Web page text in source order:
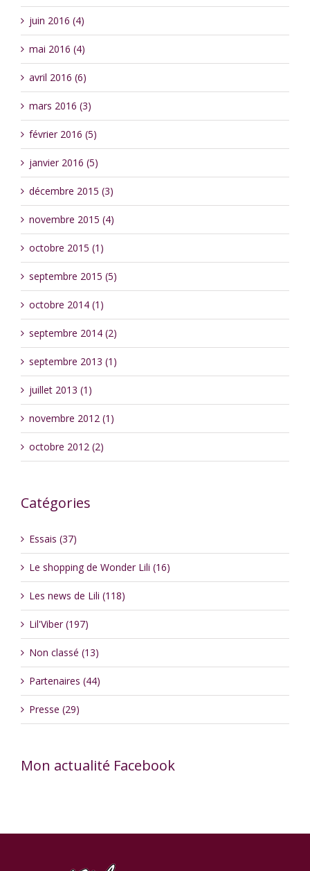
juin 2016 (4)
mai 2016 (4)
avril 2016 (6)
mars 2016 (3)
février 2016 (5)
janvier 2016 (5)
décembre 2015 (3)
novembre 2015 (4)
octobre 2015 (1)
septembre 2015 (5)
octobre 2014 (1)
septembre 2014 (2)
septembre 2013 (1)
juillet 2013 (1)
novembre 2012 (1)
octobre 2012 (2)
Catégories
Essais (37)
Le shopping de Wonder Lili (16)
Les news de Lili (118)
Lil'Viber (197)
Non classé (13)
Partenaires (44)
Presse (29)
Mon actualité Facebook